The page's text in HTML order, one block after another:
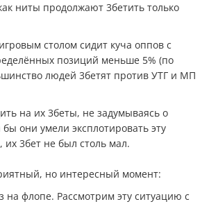
ниты продолжают 3бетить только
столом сидит куча оппов с
позиций меньше 5% (по
людей 3бетят против УТГ и МП
на их 3беты, не задумываясь о
они умели эксплотировать эту
3бет не был столь мал.
но интересный момент:
на флопе. Рассмотрим эту ситуацию с